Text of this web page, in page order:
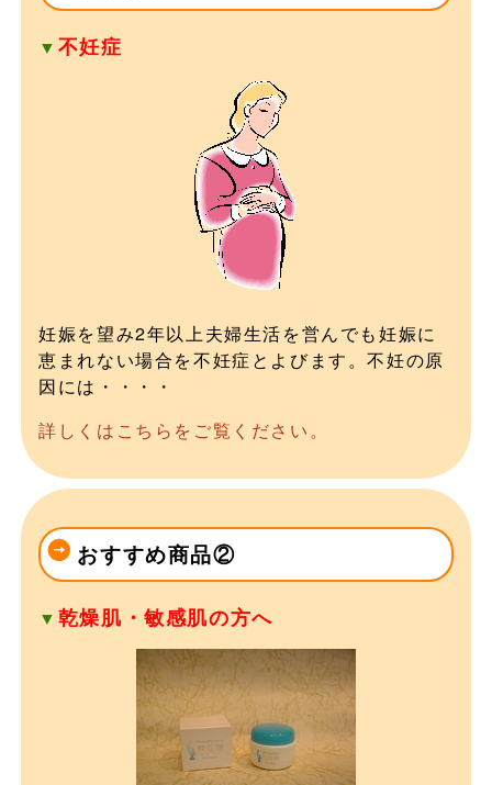
▼ 不妊症
妊娠を望み2年以上夫婦生活を営んでも妊娠に
恵まれない場合を不妊症とよびます。不妊の原
因には・・・・
詳しくはこちらをご覧ください。
おすすめ商品②
▼ 乾燥肌・敏感肌の方へ